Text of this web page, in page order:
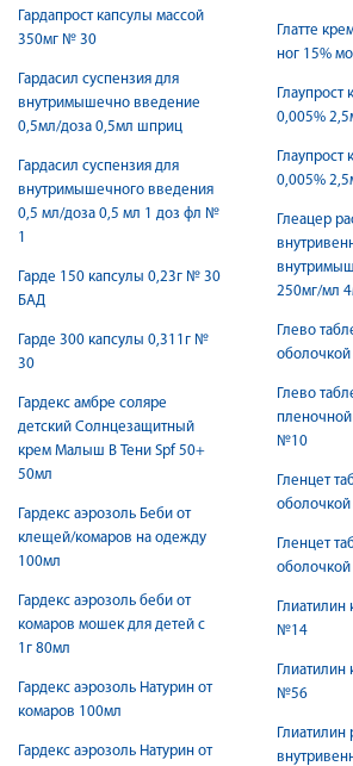
Гардапрост капсулы массой
350мг № 30
Гардасил суспензия для
внутримышечно введение
0,5мл/доза 0,5мл шприц
Гардасил суспензия для
внутримышечного введения
0,5 мл/доза 0,5 мл 1 доз фл №
1
Гарде 150 капсулы 0,23г № 30
БАД
Гарде 300 капсулы 0,311г №
30
Гардекс амбре соляре
детский Солнцезащитный
крем Малыш В Тени Spf 50+
50мл
Гардекс аэрозоль Беби от
клещей/комаров на одежду
100мл
Гардекс аэрозоль беби от
комаров мошек для детей с
1г 80мл
Гардекс аэрозоль Натурин от
комаров 100мл
Гардекс аэрозоль Натурин от
Глатте
ног 15%
Глаупрост
0,005%
Глаупрост
0,005%
Глеацер
250мг/мл
Глево
Глево
№10
Гленцет
Гленцет
Глиатилин
№14
Глиатилин
№56
Глиатилин